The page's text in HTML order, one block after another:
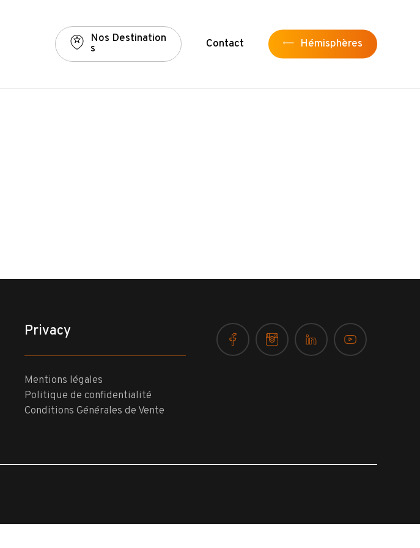
Nos Destination
s Contact Hémisphères
Privacy
Mentions légales
Politique de confidentialité
Conditions Générales de Vente